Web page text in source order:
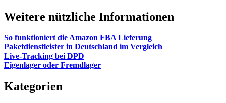
Weitere nützliche Informationen
So funktioniert die Amazon FBA Lieferung
Paketdienstleister in Deutschland im Vergleich
Live-Tracking bei DPD
Eigenlager oder Fremdlager
Kategorien